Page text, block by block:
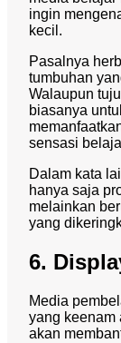
ingin
kecil.
Pasalnya
tumbuhan
Walaupun
biasanya
sensasi
Dalam kata
hanya saja
melainkan
yang
6.
Media
yang keenam
akan